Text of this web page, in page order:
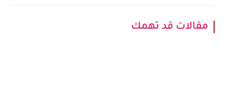
مقالات قد تهمك